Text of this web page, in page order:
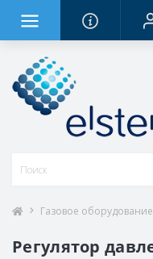
Газовое оборудование
Регулятор